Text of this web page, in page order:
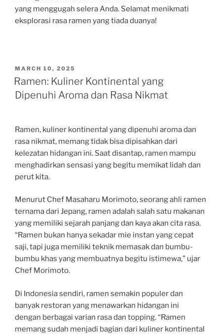
yang menggugah selera Anda. Selamat menikmati
eksplorasi rasa ramen yang tiada duanya!
POSTED
ON
MARCH 10, 2025
Ramen: Kuliner Kontinental yang
Dipenuhi Aroma dan Rasa Nikmat
Ramen, kuliner kontinental yang dipenuhi aroma dan
rasa nikmat, memang tidak bisa dipisahkan dari
kelezatan hidangan ini. Saat disantap, ramen mampu
menghadirkan sensasi yang begitu memikat lidah dan
perut kita.
Menurut Chef Masaharu Morimoto, seorang ahli ramen
ternama dari Jepang, ramen adalah salah satu makanan
yang memiliki sejarah panjang dan kaya akan cita rasa.
“Ramen bukan hanya sekadar mie instan yang cepat
saji, tapi juga memiliki teknik memasak dan bumbu-
bumbu khas yang membuatnya begitu istimewa,” ujar
Chef Morimoto.
Di Indonesia sendiri, ramen semakin populer dan
banyak restoran yang menawarkan hidangan ini
dengan berbagai varian rasa dan topping. “Ramen
memang sudah menjadi bagian dari kuliner kontinental